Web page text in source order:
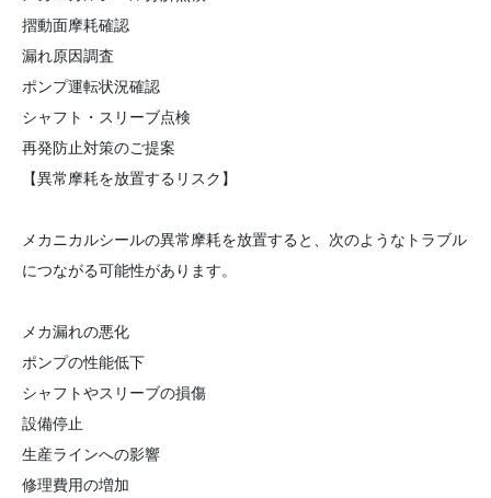
摺動面摩耗確認
漏れ原因調査
ポンプ運転状況確認
シャフト・スリーブ点検
再発防止対策のご提案
【異常摩耗を放置するリスク】
メカニカルシールの異常摩耗を放置すると、次のようなトラブル
につながる可能性があります。
メカ漏れの悪化
ポンプの性能低下
シャフトやスリーブの損傷
設備停止
生産ラインへの影響
修理費用の増加